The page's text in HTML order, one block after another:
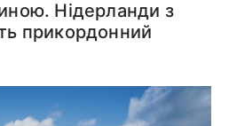
Нідерланди з
прикордонний